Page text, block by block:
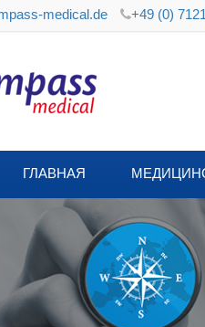
medical.de +49 (0)
ГЛАВНАЯ